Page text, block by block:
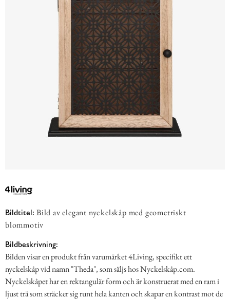
Bildtitel: Bild av elegant nyckelskåp med geometriskt
blommotiv
Bildbeskrivning:
Bilden visar en produkt från varumärket 4Living, specifikt ett
nyckelskåp vid namn "Theda", som säljs hos Nyckelskåp.com.
Nyckelskåpet har en rektangulär form och är konstruerat med en ram i
ljust trä som sträcker sig runt hela kanten och skapar en kontrast mot de